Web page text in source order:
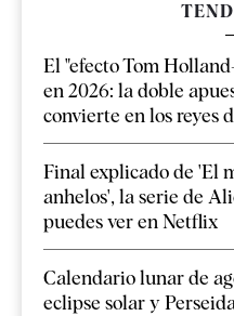
El "efecto Tom
en 2026: la doble
convierte en los reyes
Final explicado de 'El
anhelos', la serie de
puedes ver en Netflix
Calendario lunar de
eclipse solar y